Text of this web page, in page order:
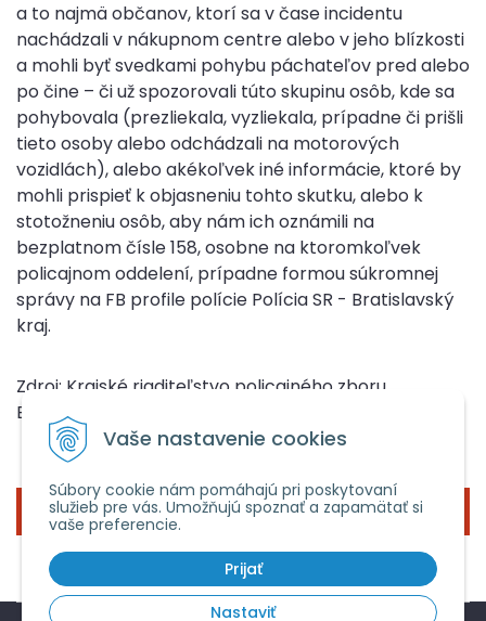
Vaše nastavenie cookies
Súbory cookie nám pomáhajú pri poskytovaní
služieb pre vás. Umožňujú spoznať a zapamätať si
vaše preferencie.
Prijať
Nastaviť
a to najmä občanov, ktorí sa v čase incidentu
nachádzali v nákupnom centre alebo v jeho blízkosti
a mohli byť svedkami pohybu páchateľov pred alebo
po čine – či už spozorovali túto skupinu osôb, kde sa
pohybovala (prezliekala, vyzliekala, prípadne či prišli
tieto osoby alebo odchádzali na motorových
vozidlách), alebo akékoľvek iné informácie, ktoré by
mohli prispieť k objasneniu tohto skutku, alebo k
stotožneniu osôb, aby nám ich oznámili na
bezplatnom čísle 158, osobne na ktoromkoľvek
policajnom oddelení, prípadne formou súkromnej
správy na FB profile polície Polícia SR - Bratislavský
kraj.
Zdroj: Krajské riaditeľstvo policajného zboru
Bratislava
« SPÄŤ